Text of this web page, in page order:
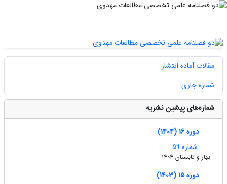
مقالات آماده انتشار
شماره جاری
شماره‌های پیشین نشریه
دوره 16 (1404)
شماره 59
بهار و تابستان 1404
دوره 15 (1403)